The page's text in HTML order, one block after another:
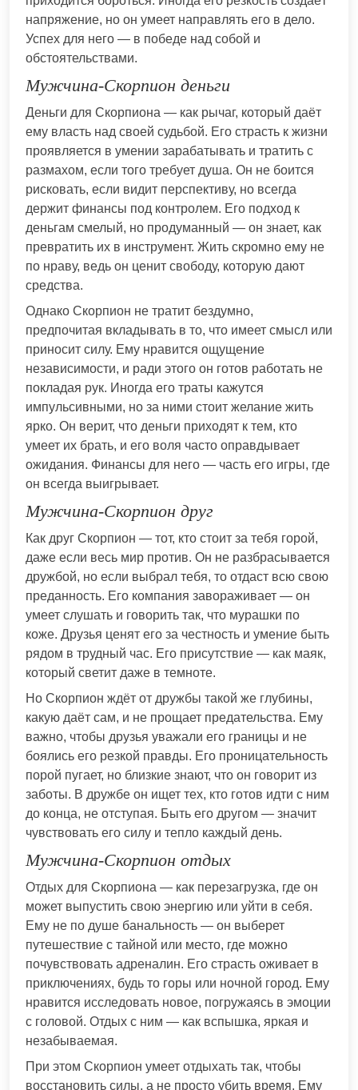
напряжение, но он умеет направлять его в дело.
Успех для него — в победе над собой и
обстоятельствами.
Мужчина-Скорпион деньги
Деньги для Скорпиона — как рычаг, который даёт
ему власть над своей судьбой. Его страсть к жизни
проявляется в умении зарабатывать и тратить с
размахом, если того требует душа. Он не боится
рисковать, если видит перспективу, но всегда
держит финансы под контролем. Его подход к
деньгам смелый, но продуманный — он знает, как
превратить их в инструмент. Жить скромно ему не
по нраву, ведь он ценит свободу, которую дают
средства.
Однако Скорпион не тратит бездумно,
предпочитая вкладывать в то, что имеет смысл или
приносит силу. Ему нравится ощущение
независимости, и ради этого он готов работать не
покладая рук. Иногда его траты кажутся
импульсивными, но за ними стоит желание жить
ярко. Он верит, что деньги приходят к тем, кто
умеет их брать, и его воля часто оправдывает
ожидания. Финансы для него — часть его игры, где
он всегда выигрывает.
Мужчина-Скорпион друг
Как друг Скорпион — тот, кто стоит за тебя горой,
даже если весь мир против. Он не разбрасывается
дружбой, но если выбрал тебя, то отдаст всю свою
преданность. Его компания завораживает — он
умеет слушать и говорить так, что мурашки по
коже. Друзья ценят его за честность и умение быть
рядом в трудный час. Его присутствие — как маяк,
который светит даже в темноте.
Но Скорпион ждёт от дружбы такой же глубины,
какую даёт сам, и не прощает предательства. Ему
важно, чтобы друзья уважали его границы и не
боялись его резкой правды. Его проницательность
порой пугает, но близкие знают, что он говорит из
заботы. В дружбе он ищет тех, кто готов идти с ним
до конца, не отступая. Быть его другом — значит
чувствовать его силу и тепло каждый день.
Мужчина-Скорпион отдых
Отдых для Скорпиона — как перезагрузка, где он
может выпустить свою энергию или уйти в себя.
Ему не по душе банальность — он выберет
путешествие с тайной или место, где можно
почувствовать адреналин. Его страсть оживает в
приключениях, будь то горы или ночной город. Ему
нравится исследовать новое, погружаясь в эмоции
с головой. Отдых с ним — как вспышка, яркая и
незабываемая.
При этом Скорпион умеет отдыхать так, чтобы
восстановить силы, а не просто убить время. Ему